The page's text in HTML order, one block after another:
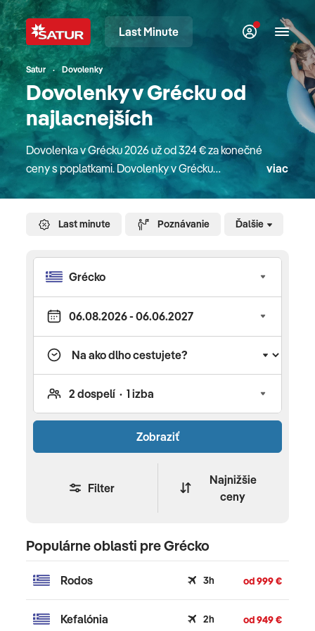
Last Minute
Satur Dovolenky
Dovolenky v Grécku od
najlacnejších
Dovolenka v Grécku 2026 už od 324 € za konečné
ceny s poplatkami. Dovolenky v Grécku
vyhľadávajú turisti najmä kvôli slnku, nádherným
a výbornej gastronómii. Krajina, ktorú si bohovia
krásnu, drsnú prírodu aj na pevnine, množstvo
ostrovov a ostrovčekov, fascinujúce starobylé
monumenty, skvelé jedlo, láskavých a priateľských
ľudí. Aké letovisko si vybrať? Chalkidiki, pre svoj
tvar nazývaný aj ako Poseidonov trojzubec, ponúka
kúpanie v tyrkysovom mori, rôzne vodné športy či
rímske, byzantské, cirkevné či praveké pamiatky.
jarmoky, festivali či slávnosti akými sú napríklad
olivový festival či festival sardiniek. Každoročne tu
môžete zažiť aj športové podujatie, a to plávanie
cez Toronejský záliv, ktorý má dĺžku 26km. Na
Chalkidikách sa nudiť určite nebudete. Typickým
jedlom je Grécky šalát, gyros či grécky jogurt. To,
tradičné jedlo zložené z baklažánového nákypu
s pečenými zemiakmi, mletým mäsom
a bešamelovou omáčkou. Odporúčame vám,
Ethnik. Ľudia sa tu stretávajú najmä
viac
Ďalšie
Last minute Poznávanie
Populárne oblasti pre Grécko
Rodos 3h od 999 €
Kefalónia 2h od 949 €
Zobraziť
Filter
Najnižšie
ceny